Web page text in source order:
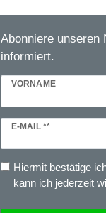
Abonniere unseren
informiert.
VORNAME
E-MAIL **
Newsletter
Hiermit bestätige
kann ich jederzeit